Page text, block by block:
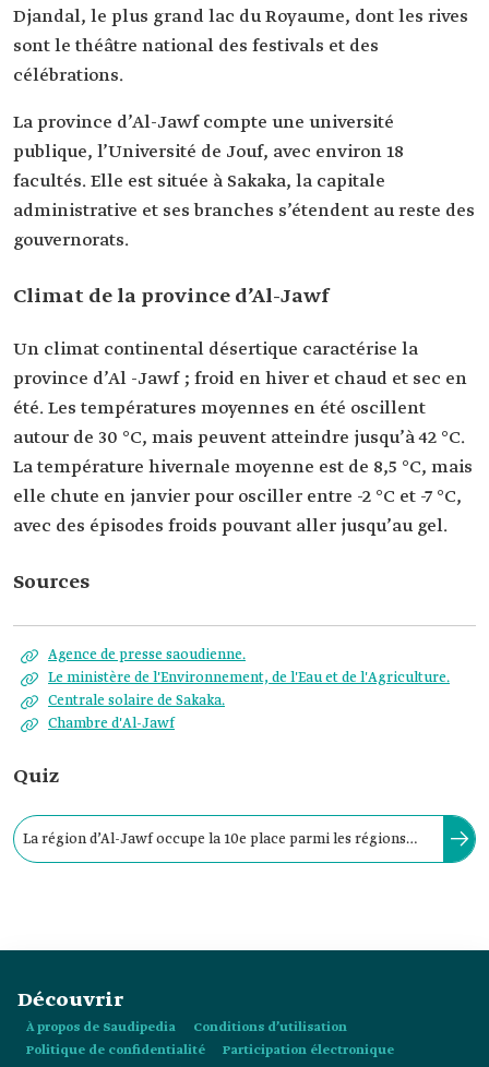
Djandal, le plus grand lac du Royaume, dont les rives
sont le théâtre national des festivals et des
célébrations.
La province d’Al-Jawf compte une université
publique, l’Université de Jouf, avec environ 18
facultés. Elle est située à Sakaka, la capitale
administrative et ses branches s’étendent au reste des
gouvernorats.
Climat de la province d’Al-Jawf
Un climat continental désertique caractérise la
province d’Al -Jawf ; froid en hiver et chaud et sec en
été. Les températures moyennes en été oscillent
autour de 30 °C, mais peuvent atteindre jusqu’à 42 °C.
La température hivernale moyenne est de 8,5 °C, mais
elle chute en janvier pour osciller entre -2 °C et -7 °C,
avec des épisodes froids pouvant aller jusqu’au gel.
Sources
Agence de presse saoudienne.
Le ministère de l'Environnement, de l'Eau et de l'Agriculture.
Centrale solaire de Sakaka.
Chambre d'Al-Jawf
Quiz
La région d’Al-Jawf occupe la 10e place parmi les régions
Découvrir
À propos de Saudipedia
Conditions d’utilisation
Politique de confidentialité
Participation électronique